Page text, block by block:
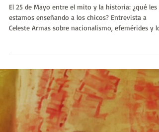
el 25 de mayo | Especial
Revolución de Mayo |
Huellas de la Historia
El 25 de Mayo entre el mito y la historia: ¿qué les
estamos enseñando a los chicos? Entrevista a
Celeste Armas sobre nacionalismo, efemérides y
desafíos de una educación histórica crítica en
Argentina.